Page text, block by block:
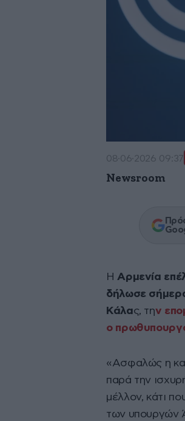
08·06·2026 09:37
Newsroom
Η Αρμενία
δήλωσε
Κάλας, την
ο
«Ασφαλώς η
παρά την
μέλλον, κάτι
των υπουργών